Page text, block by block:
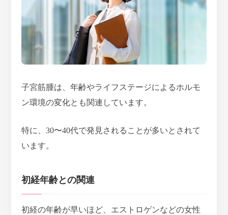
子宮筋腫は、年齢やライフステージによるホルモ
ン環境の変化とも関連しています。
特に、30〜40代で発見されることが多いとされて
います。
初経年齢との関連
初経の年齢が早いほど、エストロゲンなどの女性